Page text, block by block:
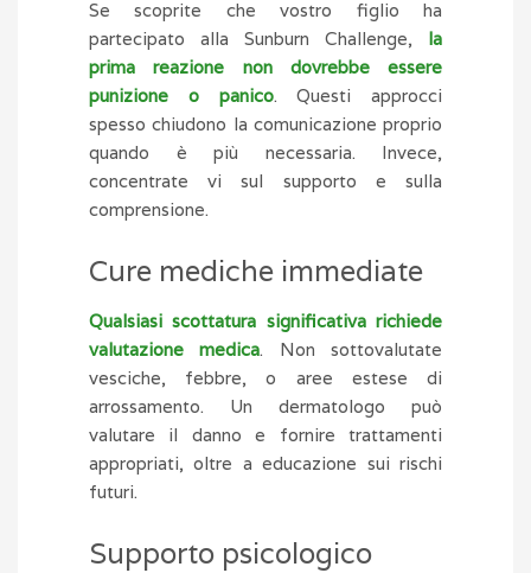
Se scoprite che vostro figlio ha
partecipato alla Sunburn Challenge, la
prima reazione non dovrebbe essere
punizione o panico. Questi approcci
spesso chiudono la comunicazione proprio
quando è più necessaria. Invece,
concentrate vi sul supporto e sulla
comprensione.
Cure mediche immediate
Qualsiasi scottatura significativa richiede
valutazione medica. Non sottovalutate
vesciche, febbre, o aree estese di
arrossamento. Un dermatologo può
valutare il danno e fornire trattamenti
appropriati, oltre a educazione sui rischi
futuri.
Supporto psicologico